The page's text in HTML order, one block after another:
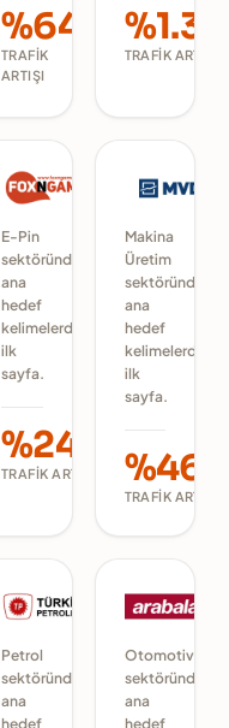
%64
TRAFIK
ARTIŞI
TRAFIK ARTIŞI
E-Pin
sektöründe
ana
hedef
kelimelerde
ilk
sayfa.
%245
TRAFIK ARTIŞI
Makina
Üretim
sektöründe
ana
hedef
kelimelerde
ilk
sayfa.
%465
TRAFIK ARTIŞI
Petrol
sektöründe
ana
hedef
Otomotiv
sektöründe
ana
hedef